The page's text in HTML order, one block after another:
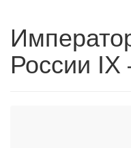
России